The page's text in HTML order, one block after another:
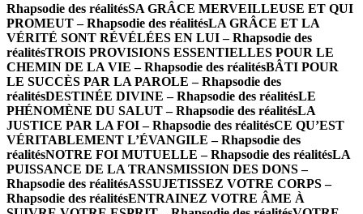
Rhapsodie des réalitésSA GRÂCE MERVEILLEUSE ET QUI
PROMEUT – Rhapsodie des réalitésLA GRÂCE ET LA
VÉRITÉ SONT RÉVÉLÉES EN LUI – Rhapsodie des
réalitésTROIS PROVISIONS ESSENTIELLES POUR LE
CHEMIN DE LA VIE – Rhapsodie des réalitésBÂTI POUR
LE SUCCÈS PAR LA PAROLE – Rhapsodie des
réalitésDESTINÉE DIVINE – Rhapsodie des réalitésLE
PHÉNOMÈNE DU SALUT – Rhapsodie des réalitésLA
JUSTICE PAR LA FOI – Rhapsodie des réalitésCE QU’EST
VÉRITABLEMENT L’ÉVANGILE – Rhapsodie des
réalitésNOTRE FOI MUTUELLE – Rhapsodie des réalitésLA
PUISSANCE DE LA TRANSMISSION DES DONS –
Rhapsodie des réalitésASSUJETISSEZ VOTRE CORPS –
Rhapsodie des réalitésENTRAINEZ VOTRE ÂME À